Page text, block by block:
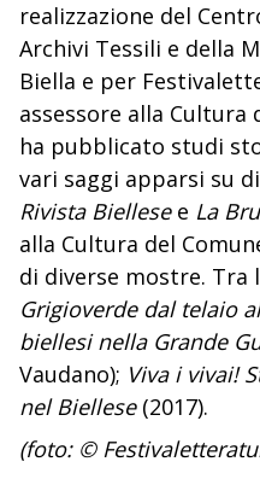
realizzazione del
Archivi Tessili e della
Biella e per
assessore alla Cultura
ha pubblicato studi
vari saggi apparsi su
Rivista Biellese e La
alla Cultura del
di diverse mostre. Tra
Grigioverde dal telaio
biellesi nella Grande
Vaudano); Viva i vivai!
nel Biellese(2017).
(foto: ©